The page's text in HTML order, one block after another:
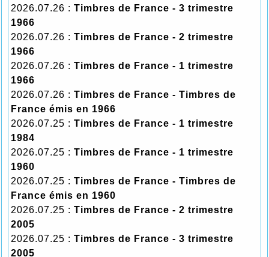
2026.07.26 : Timbres de France - 3 trimestre
1966
2026.07.26 : Timbres de France - 2 trimestre
1966
2026.07.26 : Timbres de France - 1 trimestre
1966
2026.07.26 : Timbres de France - Timbres de
France émis en 1966
2026.07.25 : Timbres de France - 1 trimestre
1984
2026.07.25 : Timbres de France - 1 trimestre
1960
2026.07.25 : Timbres de France - Timbres de
France émis en 1960
2026.07.25 : Timbres de France - 2 trimestre
2005
2026.07.25 : Timbres de France - 3 trimestre
2005